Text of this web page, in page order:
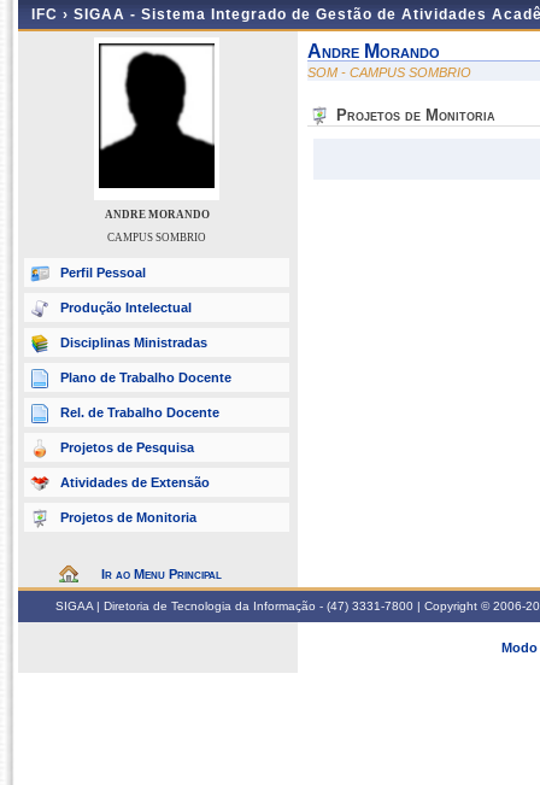
IFC › SIGAA - Sistema Integrado de Gestão de Atividades
ANDRE MORANDO
CAMPUS SOMBRIO
Perfil Pessoal
Produção Intelectual
Disciplinas Ministradas
Plano de Trabalho Docente
Rel. de Trabalho Docente
Projetos de Pesquisa
Atividades de Extensão
Projetos de Monitoria
Ir ao Menu Principal
Andre Morando
SOM - CAMPUS SOMBRIO
Projetos de Monitoria
SIGAA | Diretoria de Tecnologia da Informação - (47) 3331-7800 | Copyright © 2006-
Modo